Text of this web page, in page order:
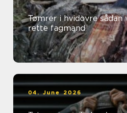
Tømrer i hvidovre sådan vælger du den
rette fagmand
04. June 2026